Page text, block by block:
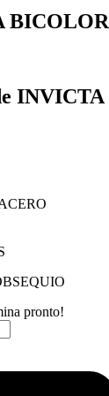
BICOLOR
pronto!